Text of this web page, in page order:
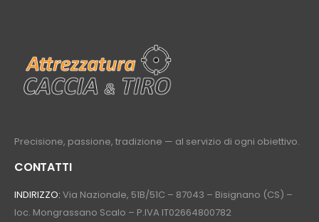
Precisione, passione, tradizione — al servizio di ogni obiettivo.
CONTATTI
INDIRIZZO: Via Nazionale, 51B/51C – 87043 – Bisignano (CS) –
loc. Mongrassano Scalo – P.IVA IT02664800782